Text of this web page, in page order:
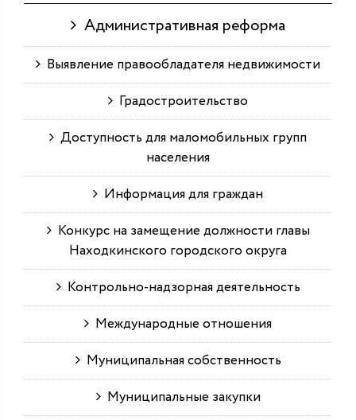
Административная реформа
Выявление правообладателя недвижимости
Градостроительство
Доступность для маломобильных групп
населения
Информация для граждан
Конкурс на замещение должности главы
Находкинского городского округа
Контрольно-надзорная деятельность
Международные отношения
Муниципальная собственность
Муниципальные закупки